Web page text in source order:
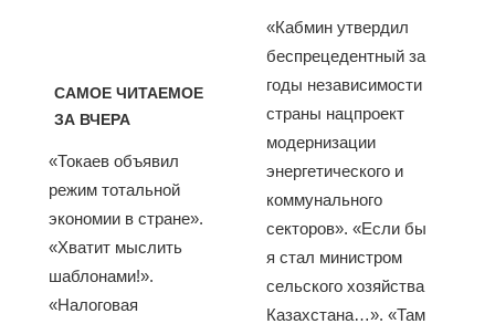
САМОЕ ЧИТАЕМОЕ
ЗА ВЧЕРА
«Токаев объявил
режим тотальной
экономии в стране».
«Хватит мыслить
шаблонами!».
«Налоговая
«Кабмин утвердил
беспрецедентный за
годы независимости
страны нацпроект
модернизации
энергетического и
коммунального
секторов». «Если бы
я стал министром
сельского хозяйства
Казахстана…». «Там